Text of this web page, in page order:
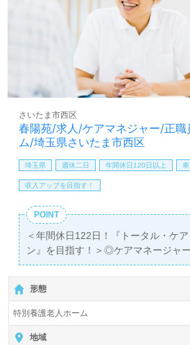
用者様のお役に立てるキャリアを描
を広げたい』『転職で施設形態や環
等あなたの"なりたい自分"を『ＳＯ
一員として叶えませんか。募集詳細
トよりご案内します。お問い合わせ
アでお探しします！
ＳＯＭＰＯグループ/ＳＯＭＰＯケア
てご活躍されませんか。
＊職種：介護職 ＊雇用形態：正社
当コンサルタントへお伝えください
す。
全国の求人ご紹介！医療/福祉業界の
しは【ウィルオブ介護】＊求人情報
方も遠慮なく＊
LINE、メール、お電話などご希望に
相談可能です。転職相談、求人紹介
料サービスをご利用いただけます。
あり！＞"転職支援"のプロと一緒に転
せお待ちしております。
春陽苑/求人/ケアマネジャー/正
ム/埼玉県さいたま市西区
さいたま市西区
埼玉県 週休二日 年間休日120日以上
収入アップを目指す！
POINT
＜年間休日122日！『トータル・ケ
ン』を目指す！＞◎ケアマネージャ
221,452円～253,766円/賞与2回】＊
介護支援専門員有資格者向け求人＊
ス、お車通勤可能です。
入所定員120名（従来型個室/多床室
法人むつみ会（本部：広島県尾道市
形態
特別養護老人ホーム
地域